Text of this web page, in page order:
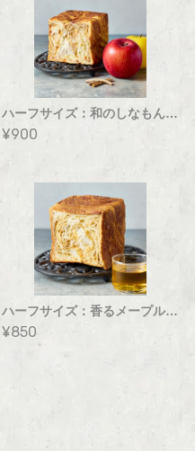
ハーフサイズ：和のしなもんリンゴデニッシュ食パン
¥900
ハーフサイズ：香るメープルデニッシュ食パン
¥850